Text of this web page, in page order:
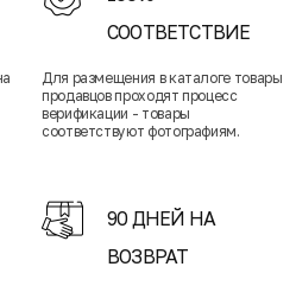
СООТВЕТСТВИЕ
Для размещения в каталоге товары
продавцов проходят процесс
верификации - товары
соответствуют фотографиям.
90 ДНЕЙ НА
ВОЗВРАТ